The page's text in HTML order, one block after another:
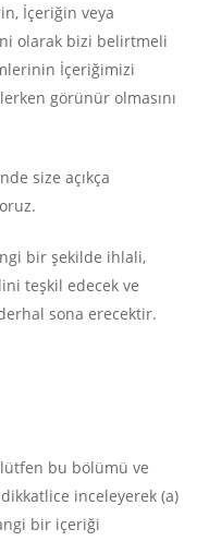
İçeriğin veya
olarak bizi belirtmeli
İçeriğimizi
görünür olmasını
size açıkça
bir şekilde ihlali,
teşkil edecek ve
sona erecektir.
bu bölümü ve
dikkatlice inceleyerek (a)
bir içeriği